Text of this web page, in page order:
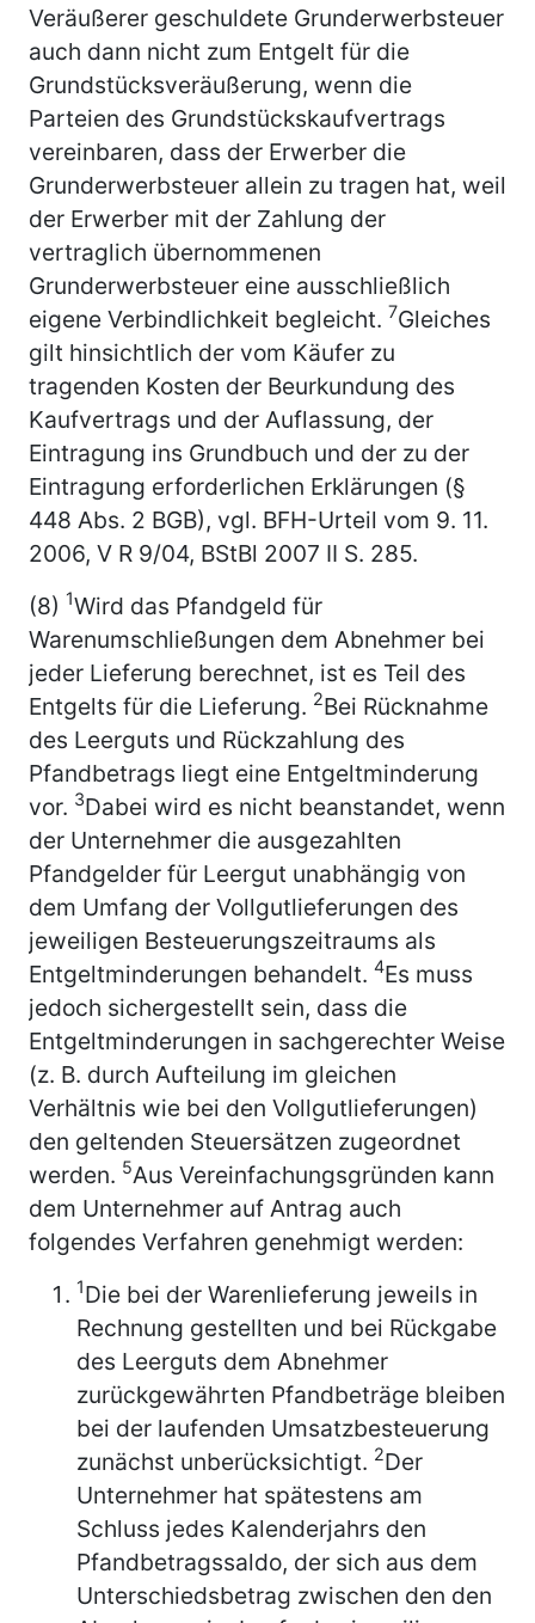
Veräußerer geschuldete Grunderwerbsteuer
auch dann nicht zum Entgelt für die
Grundstücksveräußerung, wenn die
Parteien des Grundstückskaufvertrags
vereinbaren, dass der Erwerber die
Grunderwerbsteuer allein zu tragen hat, weil
der Erwerber mit der Zahlung der
vertraglich übernommenen
Grunderwerbsteuer eine ausschließlich
eigene Verbindlichkeit begleicht. 7Gleiches
gilt hinsichtlich der vom Käufer zu
tragenden Kosten der Beurkundung des
Kaufvertrags und der Auflassung, der
Eintragung ins Grundbuch und der zu der
Eintragung erforderlichen Erklärungen (§
448 Abs. 2 BGB), vgl. BFH-Urteil vom 9. 11.
2006, V R 9/04, BStBl 2007 II S. 285.
(8) 1Wird das Pfandgeld für
Warenumschließungen dem Abnehmer bei
jeder Lieferung berechnet, ist es Teil des
Entgelts für die Lieferung. 2Bei Rücknahme
des Leerguts und Rückzahlung des
Pfandbetrags liegt eine Entgeltminderung
vor. 3Dabei wird es nicht beanstandet, wenn
der Unternehmer die ausgezahlten
Pfandgelder für Leergut unabhängig von
dem Umfang der Vollgutlieferungen des
jeweiligen Besteuerungszeitraums als
Entgeltminderungen behandelt. 4Es muss
jedoch sichergestellt sein, dass die
Entgeltminderungen in sachgerechter Weise
(z. B. durch Aufteilung im gleichen
Verhältnis wie bei den Vollgutlieferungen)
den geltenden Steuersätzen zugeordnet
werden. 5Aus Vereinfachungsgründen kann
dem Unternehmer auf Antrag auch
folgendes Verfahren genehmigt werden:
1Die bei der Warenlieferung jeweils in
Rechnung gestellten und bei Rückgabe
des Leerguts dem Abnehmer
zurückgewährten Pfandbeträge bleiben
bei der laufenden Umsatzbesteuerung
zunächst unberücksichtigt. 2Der
Unternehmer hat spätestens am
Schluss jedes Kalenderjahrs den
Pfandbetragssaldo, der sich aus dem
Unterschiedsbetrag zwischen den den